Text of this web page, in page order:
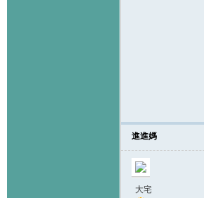
進進媽
大宅